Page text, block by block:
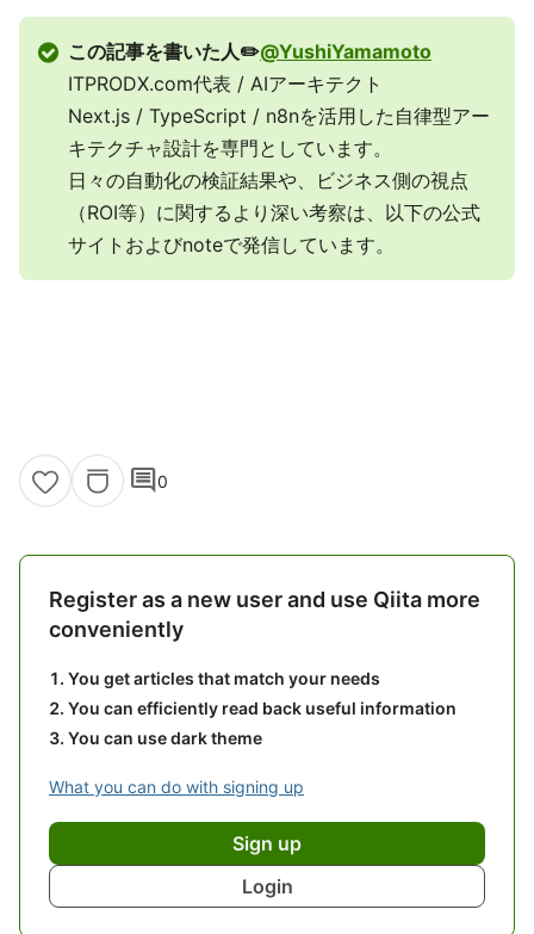
この記事を書いた人✏️@YushiYamamoto
ITPRODX.com代表 / AIアーキテクト
Next.js / TypeScript / n8nを活用した自律型アー
キテクチャ設計を専門としています。
日々の自動化の検証結果や、ビジネス側の視点
（ROI等）に関するより深い考察は、以下の公式
サイトおよびnoteで発信しています。
comment0
Register as a new user and use Qiita more
conveniently
You get articles that match your needs
You can efficiently read back useful information
You can use dark theme
What you can do with signing up
Sign up
Login